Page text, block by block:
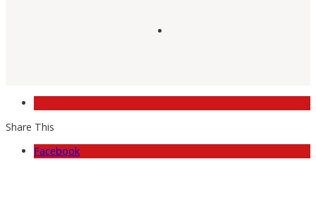
Share This
Facebook